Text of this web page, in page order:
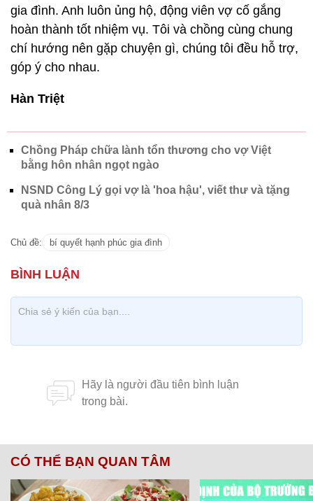
gia đình. Anh luôn ủng hộ, động viên vợ cố gắng
hoàn thành tốt nhiệm vụ. Tôi và chồng cùng chung
chí hướng nên gặp chuyện gì, chúng tôi đều hỗ trợ,
góp ý cho nhau.
Hàn Triệt
Chồng Pháp chữa lành tổn thương cho vợ Việt
bằng hôn nhân ngọt ngào
NSND Công Lý gọi vợ là 'hoa hậu', viết thư và tặng
quà nhân 8/3
Chủ đề: bí quyết hạnh phúc gia đình
CÓ THỂ BẠN QUAN TÂM